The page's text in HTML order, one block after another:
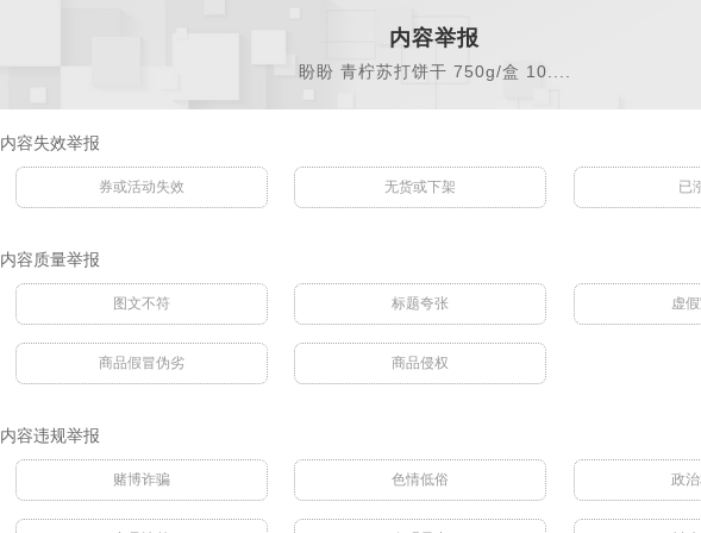
内容举报
盼盼 青柠苏打饼干 750g/盒 10....
内容失效举报
券或活动失效 无货或下架 已
内容质量举报
图文不符 标题夸张 虚
商品假冒伪劣 商品侵权
内容违规举报
赌博诈骗 色情低俗 政